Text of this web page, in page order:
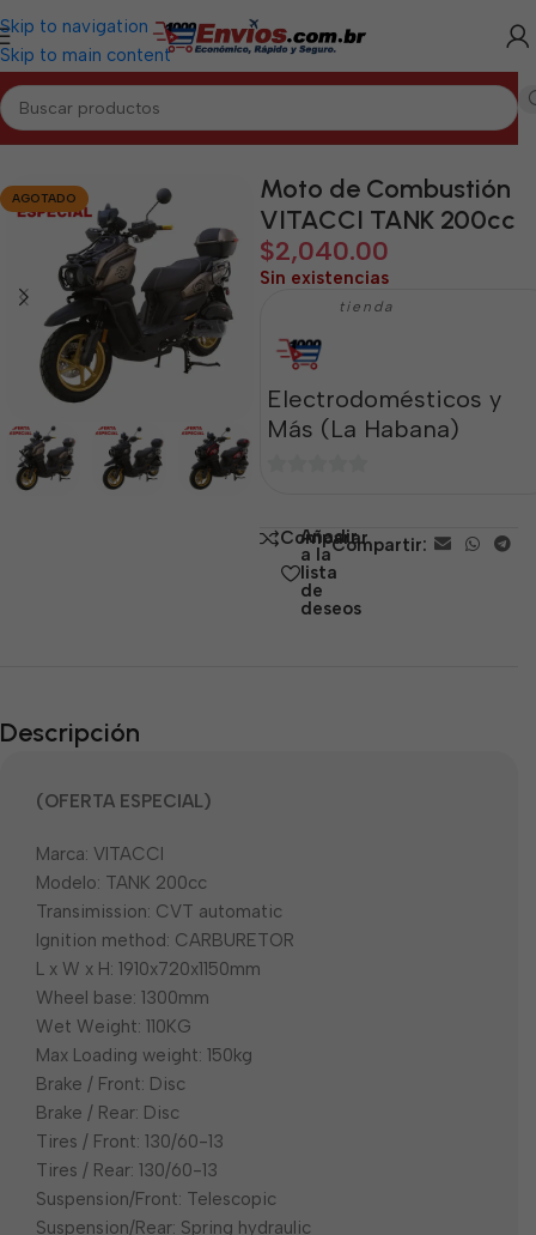
Skip to navigation
Skip to main content
Inicio/LA HABANA/Motos de Combustión La Habana
AGOTADO
Moto de Combustión
VITACCI TANK 200cc
$2,040.00
Sin existencias
tienda
Electrodomésticos y
Más (La Habana)
5 Comparar
Añadir
a la
lista
de
deseos
Compartir:
Descripción
(OFERTA ESPECIAL)
Marca: VITACCI
Modelo: TANK 200cc
Transimission: CVT automatic
Ignition method: CARBURETOR
L x W x H: 1910x720x1150mm
Wheel base: 1300mm
Wet Weight: 110KG
Max Loading weight: 150kg
Brake / Front: Disc
Brake / Rear: Disc
Tires / Front: 130/60-13
Tires / Rear: 130/60-13
Suspension/Front: Telescopic
Suspension/Rear: Spring hydraulic